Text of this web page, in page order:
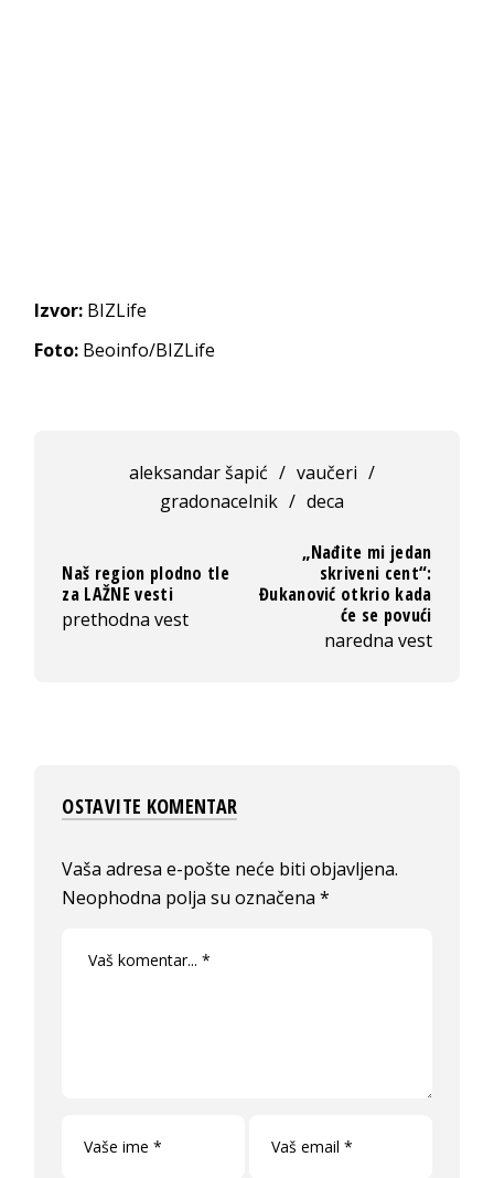
Izvor: BIZLife
Foto: Beoinfo/BIZLife
aleksandar šapić / vaučeri /
gradonacelnik / deca
Naš region plodno tle
za LAŽNE vesti
prethodna vest
„Nađite mi jedan
skriveni cent“:
Đukanović otkrio kada
će se povući
naredna vest
OSTAVITE KOMENTAR
Vaša adresa e-pošte neće biti objavljena.
Neophodna polja su označena*